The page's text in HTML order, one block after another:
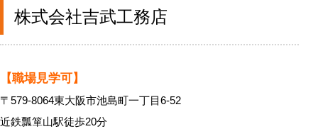
株式会社吉武工務店
【職場見学可】
〒579-8064東大阪市池島町一丁目6-52
近鉄瓢箪山駅徒歩20分